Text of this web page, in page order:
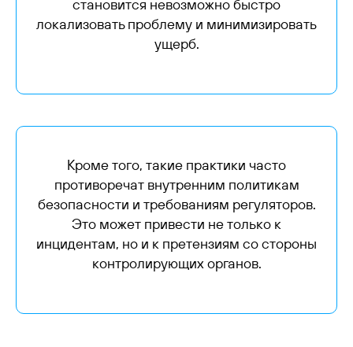
становится невозможно быстро
локализовать проблему и минимизировать
ущерб.
Кроме того, такие практики часто
противоречат внутренним политикам
безопасности и требованиям регуляторов.
Это может привести не только к
инцидентам, но и к претензиям со стороны
контролирующих органов.